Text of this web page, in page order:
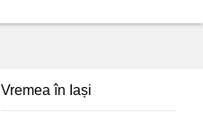
Vremea în Iași